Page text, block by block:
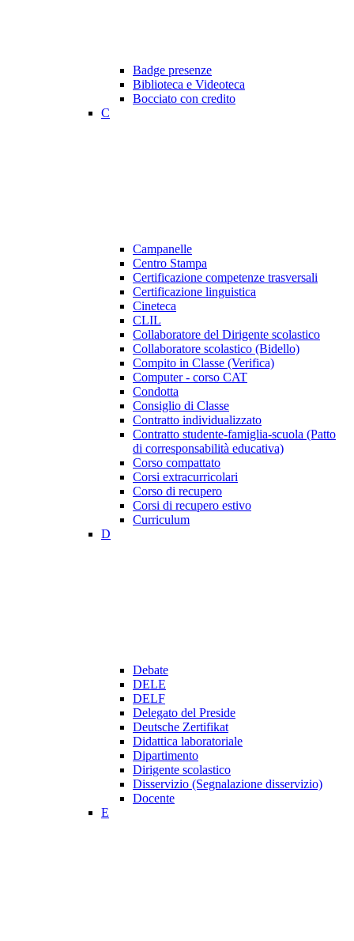
Badge presenze
Biblioteca e Videoteca
Bocciato con credito
C
Campanelle
Centro Stampa
Certificazione competenze trasversali
Certificazione linguistica
Cineteca
CLIL
Collaboratore del Dirigente scolastico
Collaboratore scolastico (Bidello)
Compito in Classe (Verifica)
Computer - corso CAT
Condotta
Consiglio di Classe
Contratto individualizzato
Contratto studente-famiglia-scuola (Patto
di corresponsabilità educativa)
Corso compattato
Corsi extracurricolari
Corso di recupero
Corsi di recupero estivo
Curriculum
D
Debate
DELE
DELF
Delegato del Preside
Deutsche Zertifikat
Didattica laboratoriale
Dipartimento
Dirigente scolastico
Disservizio (Segnalazione disservizio)
Docente
E